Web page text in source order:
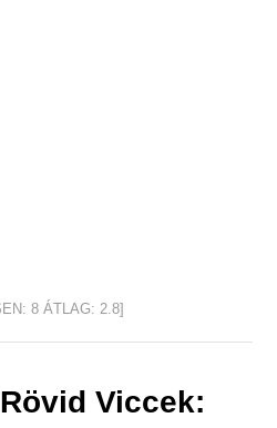
8 ÁTLAG:2.8]
Viccek: